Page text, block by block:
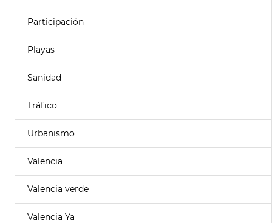
Participación
Playas
Sanidad
Tráfico
Urbanismo
Valencia
Valencia verde
Valencia Ya